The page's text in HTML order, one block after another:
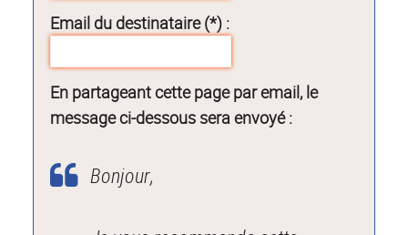
Email du destinataire (*) :
En partageant cette page par email, le
message ci-dessous sera envoyé :
Bonjour,